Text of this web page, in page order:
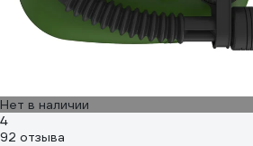
Нет в наличии
4
92 отзыва